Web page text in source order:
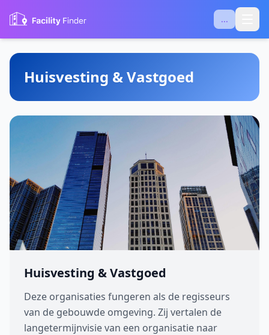
...
Huisvesting & Vastgoed
Huisvesting & Vastgoed
Deze organisaties fungeren als de regisseurs
van de gebouwde omgeving. Zij vertalen de
langetermijnvisie van een organisatie naar